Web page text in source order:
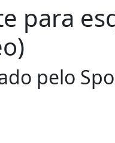
para
pelo